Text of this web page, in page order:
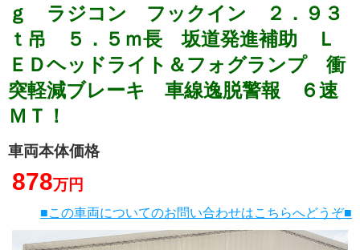
ｇ ラジコン フックイン ２．９３
ｔ吊 ５．５ｍ長 坂道発進補助 Ｌ
ＥＤヘッドライト＆フォグランプ 衝
突軽減ブレーキ 車線逸脱警報 ６速
ＭＴ！
車両本体価格
878万円
■この車両についてのお問い合わせはこちらへどうぞ■